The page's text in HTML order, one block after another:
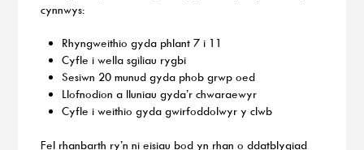
cynnwys:
Rhyngweithio gyda phlant 7 i 11
Cyfle i wella sgiliau rygbi
Sesiwn 20 munud gyda phob grwp oed
Llofnodion a lluniau gyda’r chwaraewyr
Cyfle i weithio gyda gwirfoddolwyr y clwb
Fel rhanbarth ry’n ni eisiau bod yn rhan o ddatblygiad